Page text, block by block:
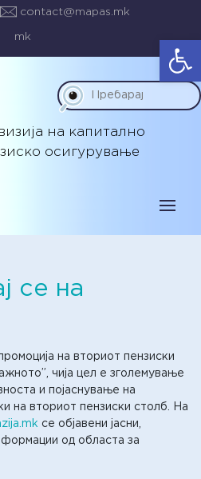
contact@mapas.mk
mk
на капитално
осигурување
се на
на вториот пензиски
чија цел е зголемување
и појаснување на
на вториот пензиски столб. На
се објавени јасни,
од областа за